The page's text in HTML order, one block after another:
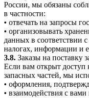
России, мы обязаны
в частности:
• отвечать на запросы
• организовывать
данных в соответствии
налогах, информации и
3.8. Заказы на поставку
Если вам открыт доступ
запасных частей, мы
• оформления,
• взаимодействия с